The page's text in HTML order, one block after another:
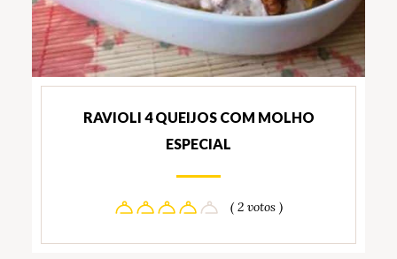
RAVIOLI 4 QUEIJOS COM MOLHO
ESPECIAL
( 2 votos )